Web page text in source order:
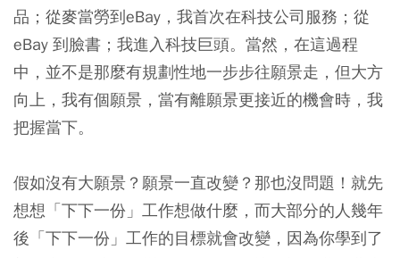
品；從麥當勞到eBay，我首次在科技公司服務；從
eBay 到臉書；我進入科技巨頭。當然，在這過程
中，並不是那麼有規劃性地一步步往願景走，但大方
向上，我有個願景，當有離願景更接近的機會時，我
把握當下。
假如沒有大願景？願景一直改變？那也沒問題！就先
想想「下下一份」工作想做什麼，而大部分的人幾年
後「下下一份」工作的目標就會改變，因為你學到了